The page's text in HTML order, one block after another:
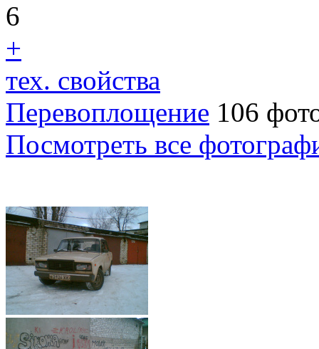
6
+
тех. свойства
Перевоплощение 106
Посмотреть все